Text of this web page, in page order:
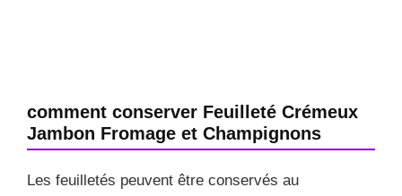
comment conserver Feuilleté Crémeux
Jambon Fromage et Champignons
Les feuilletés peuvent être conservés au